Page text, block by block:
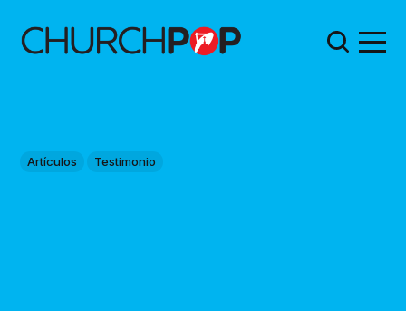
Artículos Testimonio